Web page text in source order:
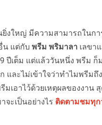
งใหญ่ มีความสามารถในกา
น แต่กับพรีม พริมาลา เลขา
ปีเต็ม แต่แล้ววันหนึ่ง พรีม ก็
ละไม่เข้าใจว่าทําไมพรีมถึ
เอาไว้ด้วยเหตุผลของงาน
ะเป็นอย่างไร ติดตามชมทุก